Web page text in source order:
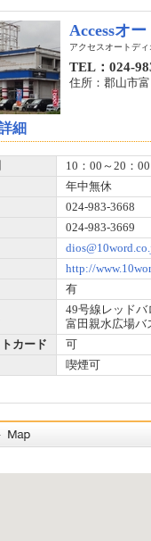
Accessオ
アクセスオートデ
TEL：024-
住所：郡山市
細
10：00～20：00
年中無休
024-983-3668
024-983-3669
http://
有
49号線レッド
富田親水広場バ
カード
可
喫煙可